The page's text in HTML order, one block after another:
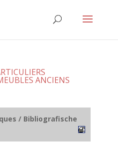
ANCIENS
/ Bibliografische